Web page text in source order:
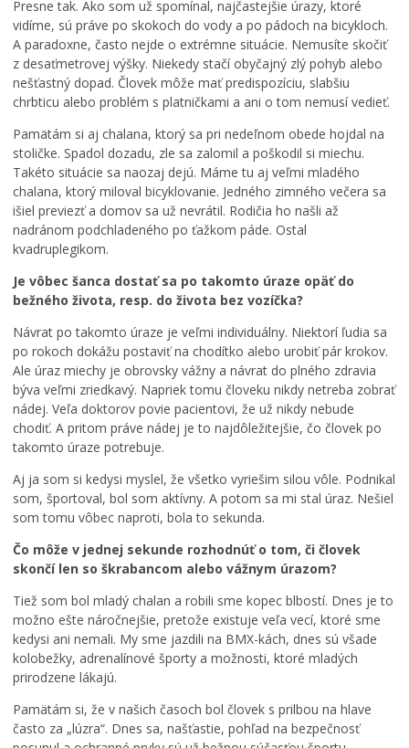
Presne tak. Ako som už spomínal, najčastejšie úrazy, ktoré
vidíme, sú práve po skokoch do vody a po pádoch na bicykloch.
A paradoxne, často nejde o extrémne situácie. Nemusíte skočiť
z desaťmetrovej výšky. Niekedy stačí obyčajný zlý pohyb alebo
nešťastný dopad. Človek môže mať predispozíciu, slabšiu
chrbticu alebo problém s platničkami a ani o tom nemusí vedieť.
Pamätám si aj chalana, ktorý sa pri nedeľnom obede hojdal na
stoličke. Spadol dozadu, zle sa zalomil a poškodil si miechu.
Takéto situácie sa naozaj dejú. Máme tu aj veľmi mladého
chalana, ktorý miloval bicyklovanie. Jedného zimného večera sa
išiel previezť a domov sa už nevrátil. Rodičia ho našli až
nadránom podchladeného po ťažkom páde. Ostal
kvadruplegikom.
Je vôbec šanca dostať sa po takomto úraze opäť do
bežného života, resp. do života bez vozíčka?
Návrat po takomto úraze je veľmi individuálny. Niektorí ľudia sa
po rokoch dokážu postaviť na chodítko alebo urobiť pár krokov.
Ale úraz miechy je obrovsky vážny a návrat do plného zdravia
býva veľmi zriedkavý. Napriek tomu človeku nikdy netreba zobrať
nádej. Veľa doktorov povie pacientovi, že už nikdy nebude
chodiť. A pritom práve nádej je to najdôležitejšie, čo človek po
takomto úraze potrebuje.
Aj ja som si kedysi myslel, že všetko vyriešim silou vôle. Podnikal
som, športoval, bol som aktívny. A potom sa mi stal úraz. Nešiel
som tomu vôbec naproti, bola to sekunda.
Čo môže v jednej sekunde rozhodnúť o tom, či človek
skončí len so škrabancom alebo vážnym úrazom?
Tiež som bol mladý chalan a robili sme kopec blbostí. Dnes je to
možno ešte náročnejšie, pretože existuje veľa vecí, ktoré sme
kedysi ani nemali. My sme jazdili na BMX-kách, dnes sú všade
kolobežky, adrenalínové športy a možnosti, ktoré mladých
prirodzene lákajú.
Pamätám si, že v našich časoch bol človek s prilbou na hlave
často za „lúzra“. Dnes sa, našťastie, pohľad na bezpečnosť